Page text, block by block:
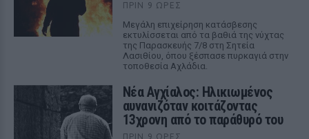
ΠΡΙΝ 9 ΏΡΕΣ
Μεγάλη επιχείρηση κατάσβεσης
εκτυλίσσεται από τα βαθιά της νύχτας
της Παρασκευής 7/8 στη Σητεία
Λασιθίου, όπου ξέσπασε πυρκαγιά στην
τοποθεσία Αχλάδια.
Νέα Αγχίαλος: Ηλικιωμένος
αυνανιζόταν κοιτάζοντας
13χρονη από το παράθυρό του
ΠΡΙΝ 9 ΏΡΕΣ